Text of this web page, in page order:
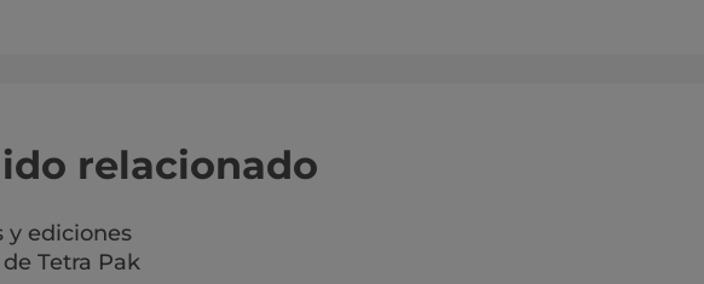
relacionado
y ediciones
Tetra Pak